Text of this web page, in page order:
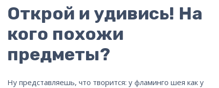
Открой и удивись! На
кого похожи
предметы?
Ну представляешь, что творится: у фламинго шея как у